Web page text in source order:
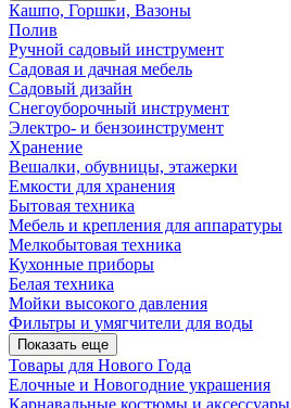
Кашпо, Горшки, Вазоны
Полив
Ручной садовый инструмент
Садовая и дачная мебель
Садовый дизайн
Снегоуборочный инструмент
Электро- и бензоинструмент
Хранение
Вешалки, обувницы, этажерки
Емкости для хранения
Бытовая техника
Мебель и крепления для аппаратуры
Мелкобытовая техника
Кухонные приборы
Белая техника
Мойки высокого давления
Фильтры и умягчители для воды
Показать еще
Товары для Нового Года
Елочные и Новогодние украшения
Карнавальные костюмы и аксессуары